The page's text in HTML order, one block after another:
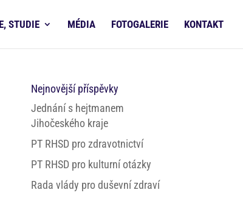
STUDIE MÉDIA FOTOGALERIE KONTAKT
Nejnovější příspěvky
Jednání s hejtmanem
Jihočeského kraje
PT RHSD pro zdravotnictví
PT RHSD pro kulturní otázky
Rada vlády pro duševní zdraví